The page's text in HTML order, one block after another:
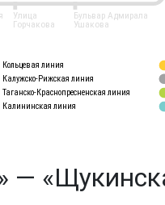
Кольцевая линия
Калужско-Рижская линия
Таганско-Краснопресненская линия
Калининская линия
Бульвар Адмирала
Ушакова
Улица
Горчакова